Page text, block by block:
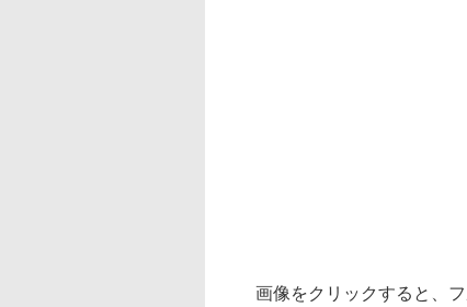
画像をクリックすると、